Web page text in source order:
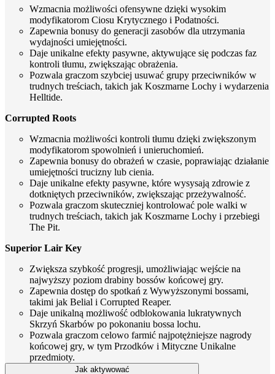
Wzmacnia możliwości ofensywne dzięki wysokim
modyfikatorom Ciosu Krytycznego i Podatności.
Zapewnia bonusy do generacji zasobów dla utrzymania
wydajności umiejętności.
Daje unikalne efekty pasywne, aktywujące się podczas faz
kontroli tłumu, zwiększając obrażenia.
Pozwala graczom szybciej usuwać grupy przeciwników w
trudnych treściach, takich jak Koszmarne Lochy i wydarzenia
Helltide.
Corrupted Roots
Wzmacnia możliwości kontroli tłumu dzięki zwiększonym
modyfikatorom spowolnień i unieruchomień.
Zapewnia bonusy do obrażeń w czasie, poprawiając działanie
umiejętności trucizny lub cienia.
Daje unikalne efekty pasywne, które wysysają zdrowie z
dotkniętych przeciwników, zwiększając przeżywalność.
Pozwala graczom skuteczniej kontrolować pole walki w
trudnych treściach, takich jak Koszmarne Lochy i przebiegi
The Pit.
Superior Lair Key
Zwiększa szybkość progresji, umożliwiając wejście na
najwyższy poziom drabiny bossów końcowej gry.
Zapewnia dostęp do spotkań z Wywyższonymi bossami,
takimi jak Belial i Corrupted Reaper.
Daje unikalną możliwość odblokowania lukratywnych
Skrzyń Skarbów po pokonaniu bossa lochu.
Pozwala graczom celowo farmić najpotężniejsze nagrody
końcowej gry, w tym Przodków i Mityczne Unikalne
przedmioty.
Jak aktywować